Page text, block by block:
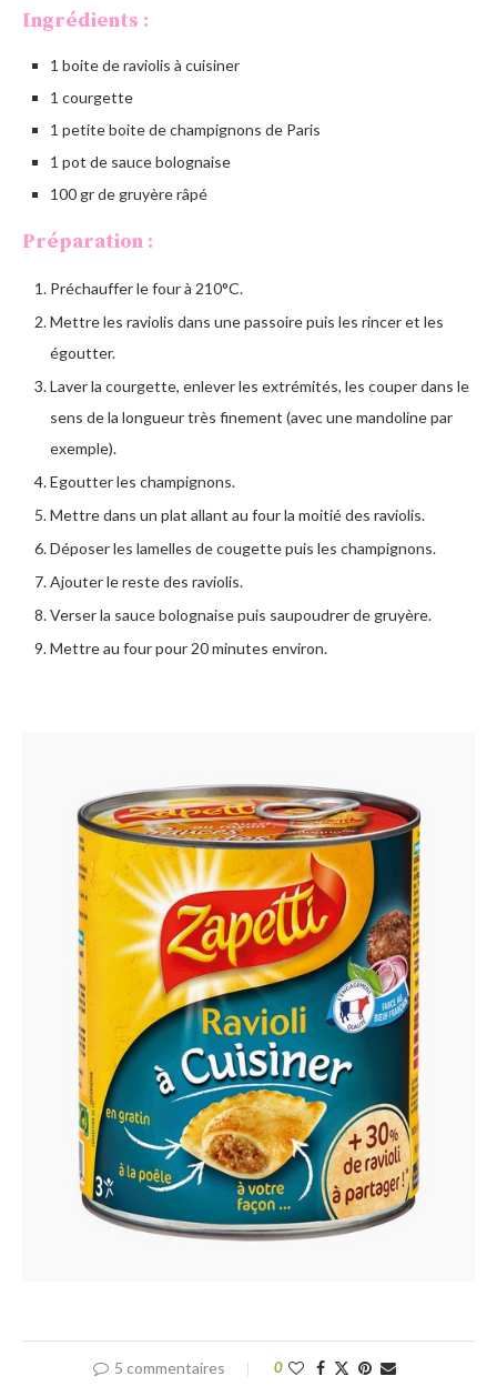
Ingrédients :
1 boite de raviolis à cuisiner
1 courgette
1 petite boite de champignons de Paris
1 pot de sauce bolognaise
100 gr de gruyère râpé
Préparation :
Préchauffer le four à 210°C.
Mettre les raviolis dans une passoire puis les rincer et les
égoutter.
Laver la courgette, enlever les extrémités, les couper dans le
sens de la longueur très finement (avec une mandoline par
exemple).
Egoutter les champignons.
Mettre dans un plat allant au four la moitié des raviolis.
Déposer les lamelles de cougette puis les champignons.
Ajouter le reste des raviolis.
Verser la sauce bolognaise puis saupoudrer de gruyère.
Mettre au four pour 20 minutes environ.
5 commentaires 0